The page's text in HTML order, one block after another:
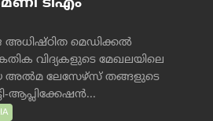
ടിഎം’
മെഡിക്കൽ
വിദ്യകളുടെ മേഖലയിലെ
അൽമ ലേസേഴ്സ് തങ്ങളുടെ
ആപ്ലിക്കേഷൻ...